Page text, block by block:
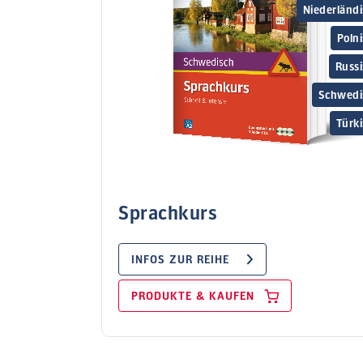
Sprachkurs
INFOS ZUR REIHE
PRODUKTE & KAUFEN